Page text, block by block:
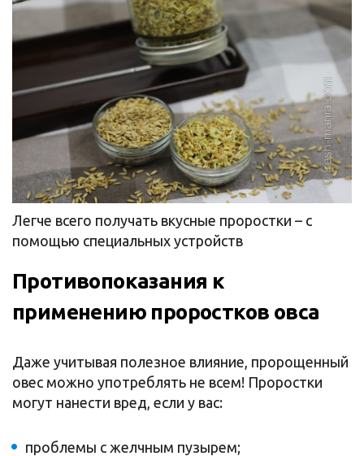
Легче всего получать вкусные проростки – с
помощью специальных устройств
Противопоказания к
применению проростков овса
Даже учитывая полезное влияние, пророщенный
овес можно употреблять не всем! Проростки
могут нанести вред, если у вас:
проблемы с желчным пузырем;